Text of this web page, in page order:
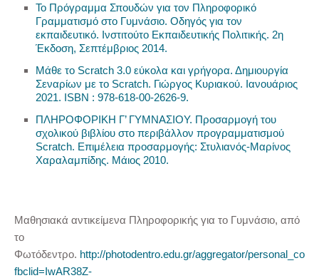
Το Πρόγραμμα Σπουδών για τον Πληροφορικό
Γραμματισμό στο Γυμνάσιο. Οδηγός για τον
εκπαιδευτικό. Ινστιτούτο Εκπαιδευτικής Πολιτικής. 2η
Έκδοση, Σεπτέμβριος 2014.
Μάθε το Scratch 3.0 εύκολα και γρήγορα. Δημιουργία
Σεναρίων με το Scratch. Γιώργος Κυριακού. Ιανουάριος
2021. ISBN : 978-618-00-2626-9.
ΠΛΗΡΟΦΟΡΙΚΗ Γ’ ΓΥΜΝΑΣΙΟΥ. Προσαρμογή του
σχολικού βιβλίου στο περιβάλλον προγραμματισμού
Scratch. Επιμέλεια προσαρμογής: Στυλιανός-Μαρίνος
Χαραλαμπίδης. Μάιος 2010.
Μαθησιακά αντικείμενα Πληροφορικής για το Γυμνάσιο, από
το
Φωτόδεντρο. http://photodentro.edu.gr/aggregator/
fbclid=IwAR38Z-